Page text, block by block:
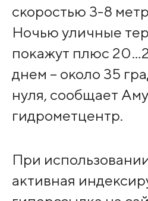
скоростью 3-8
Ночью уличные
покажут плюс
днем – около 35
нуля, сообщает
гидрометцентр.
При
активная